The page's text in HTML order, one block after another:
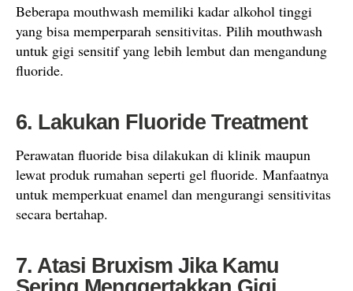
Beberapa mouthwash memiliki kadar alkohol tinggi
yang bisa memperparah sensitivitas. Pilih mouthwash
untuk gigi sensitif yang lebih lembut dan mengandung
fluoride.
6. Lakukan Fluoride Treatment
Perawatan fluoride bisa dilakukan di klinik maupun
lewat produk rumahan seperti gel fluoride. Manfaatnya
untuk memperkuat enamel dan mengurangi sensitivitas
secara bertahap.
7. Atasi Bruxism Jika Kamu